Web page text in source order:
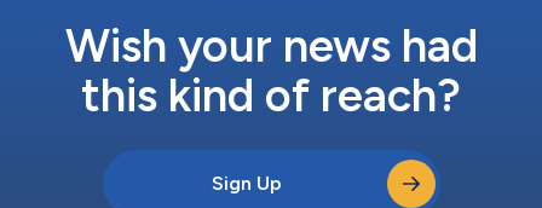
Wish your news had
this kind of reach?
Sign Up